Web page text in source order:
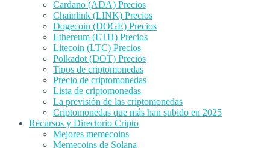
Cardano (ADA) Precios
Chainlink (LINK) Precios
Dogecoin (DOGE) Precios
Ethereum (ETH) Precios
Litecoin (LTC) Precios
Polkadot (DOT) Precios
Tipos de criptomonedas
Precio de criptomonedas
Lista de criptomonedas
La previsión de las criptomonedas
Criptomonedas que más han subido en 2025
Recursos y Directorio Cripto
Mejores memecoins
Memecoins de Solana